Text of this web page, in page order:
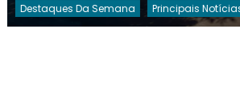
Destaques Da Semana Principais